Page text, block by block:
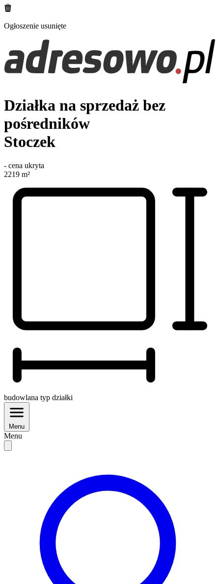
Ogłoszenie usunięte
Działka na sprzedaż bez
pośredników
Stoczek
- cena ukryta
2219 m²
budowlana typ działki
Menu
Menu